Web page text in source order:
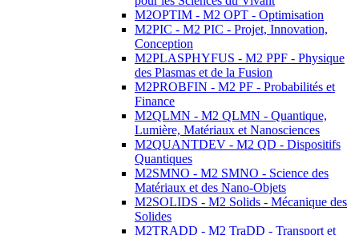
M2OPTIM - M2 OPT - Optimisation
M2PIC - M2 PIC - Projet, Innovation,
Conception
M2PLASPHYFUS - M2 PPF - Physique
des Plasmas et de la Fusion
M2PROBFIN - M2 PF - Probabilités et
Finance
M2QLMN - M2 QLMN - Quantique,
Lumière, Matériaux et Nanosciences
M2QUANTDEV - M2 QD - Dispositifs
Quantiques
M2SMNO - M2 SMNO - Science des
Matériaux et des Nano-Objets
M2SOLIDS - M2 Solids - Mécanique des
Solides
M2TRADD - M2 TraDD - Transport et